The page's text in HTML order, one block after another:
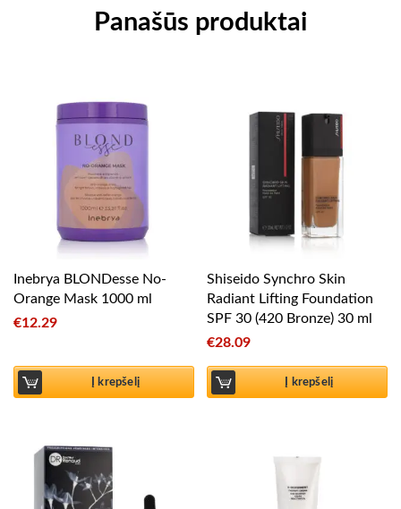
Panašūs produktai
Inebrya BLONDesse No-
Orange Mask 1000 ml
€12.29
Į krepšelį
Shiseido Synchro Skin
Radiant Lifting Foundation
SPF 30 (420 Bronze) 30 ml
€28.09
Į krepšelį